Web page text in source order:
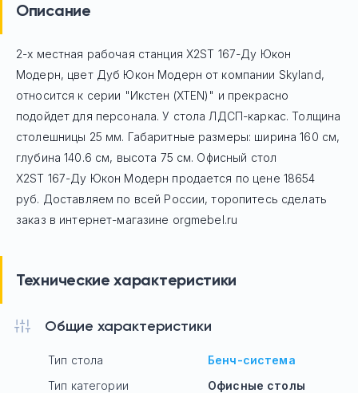
Описание
2-х местная рабочая станция X2ST 167-Ду Юкон
Модерн, цвет Дуб Юкон Модерн от компании Skyland,
относится к серии "Икстен (XTEN)" и прекрасно
подойдет для персонала. У стола ЛДСП-каркас. Толщина
столешницы 25 мм. Габаритные размеры: ширина 160 см,
глубина 140.6 см, высота 75 см. Офисный стол
X2ST 167-Ду Юкон Модерн продается по цене 18654
руб. Доставляем по всей России, торопитесь сделать
заказ в интернет-магазине orgmebel.ru
Технические характеристики
Общие характеристики
Тип стола
Бенч-система
Тип категории
Офисные столы